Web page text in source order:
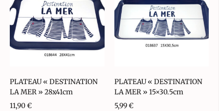
PLATEAU « DESTINATION
LA MER » 28x41cm
11,90€
PLATEAU « DESTINATION
LA MER » 15×30.5cm
5,99€